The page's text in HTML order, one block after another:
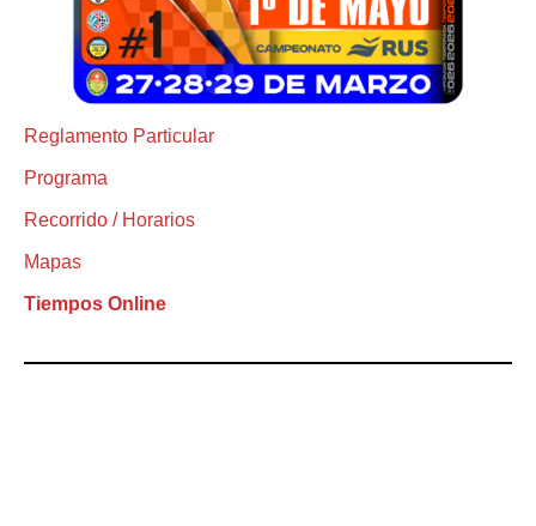
Reglamento Particular
Programa
Recorrido / Horarios
Mapas
Tiempos Online